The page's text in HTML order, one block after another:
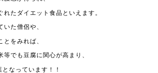
たダイエット食品といえます。
た僧侶や、
をみれば、
でも豆腐に関心が高まり、
なっています！！